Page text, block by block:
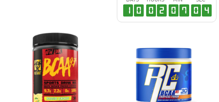
1 0 0 2 0 7 0 3